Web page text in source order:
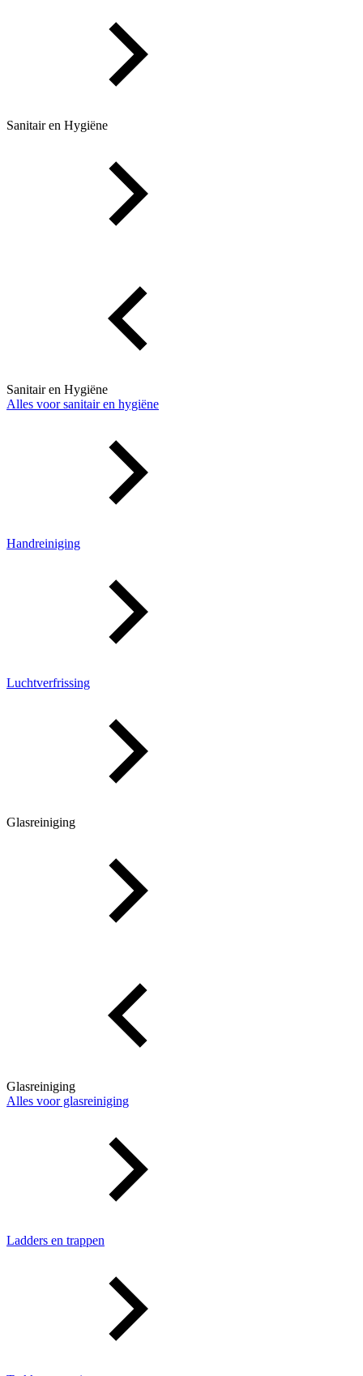
Sanitair en Hygiëne
Sanitair en Hygiëne
Alles voor sanitair en hygiëne
Handreiniging
Luchtverfrissing
Glasreiniging
Glasreiniging
Alles voor glasreiniging
Ladders en trappen